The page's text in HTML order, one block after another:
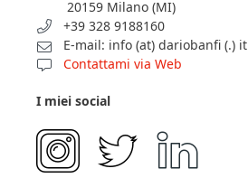
20159 Milano (MI)
+39 328 9188160
E-mail: info (at) dariobanfi (.) it
Contattami via Web
I miei social